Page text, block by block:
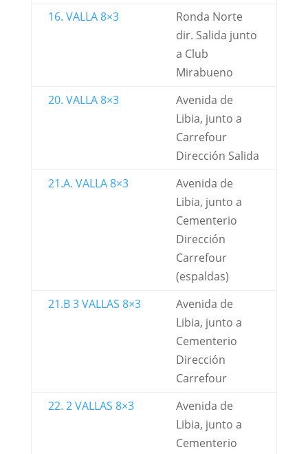
16. VALLA 8×3
Ronda Norte
dir. Salida junto
a Club
Mirabueno
20. VALLA 8×3
Avenida de
Libia, junto a
Carrefour
Dirección Salida
21.A. VALLA 8×3
Avenida de
Libia, junto a
Cementerio
Dirección
Carrefour
(espaldas)
21.B 3 VALLAS 8×3
Avenida de
Libia, junto a
Cementerio
Dirección
Carrefour
22. 2 VALLAS 8×3
Avenida de
Libia, junto a
Cementerio